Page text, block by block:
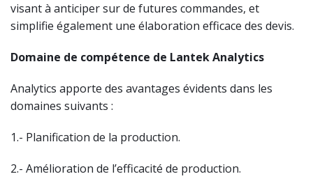
visant à anticiper sur de futures commandes, et
simplifie également une élaboration efficace des devis.
Domaine de compétence de Lantek Analytics
Analytics apporte des avantages évidents dans les
domaines suivants :
1.- Planification de la production.
2.- Amélioration de l’efficacité de production.